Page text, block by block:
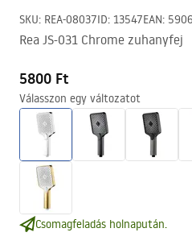
SKU: REA-08037ID: 13547EAN:
Rea JS-031 Chrome zuhanyfej
5800 Ft
Válasszon egy változatot
Csomagfeladás holnapután.